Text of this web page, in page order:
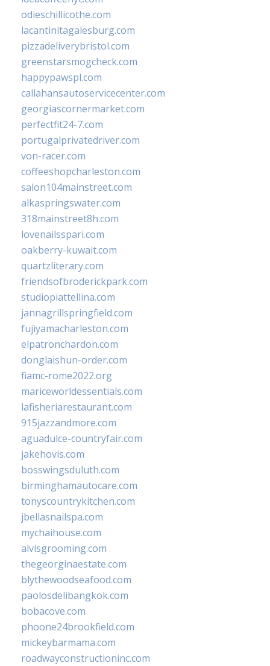
odieschillicothe.com
lacantinitagalesburg.com
pizzadeliverybristol.com
greenstarsmogcheck.com
happypawspl.com
callahansautoservicecenter.com
georgiascornermarket.com
perfectfit24-7.com
portugalprivatedriver.com
von-racer.com
coffeeshopcharleston.com
salon104mainstreet.com
alkaspringswater.com
318mainstreet8h.com
lovenailsspari.com
oakberry-kuwait.com
quartzliterary.com
friendsofbroderickpark.com
studiopiattellina.com
jannagrillspringfield.com
fujiyamacharleston.com
elpatronchardon.com
donglaishun-order.com
fiamc-rome2022.org
mariceworldessentials.com
lafisheriarestaurant.com
915jazzandmore.com
aguadulce-countryfair.com
jakehovis.com
bosswingsduluth.com
birminghamautocare.com
tonyscountrykitchen.com
jbellasnailspa.com
mychaihouse.com
alvisgrooming.com
thegeorginaestate.com
blythewoodseafood.com
paolosdelibangkok.com
bobacove.com
phoone24brookfield.com
mickeybarmama.com
roadwayconstructioninc.com